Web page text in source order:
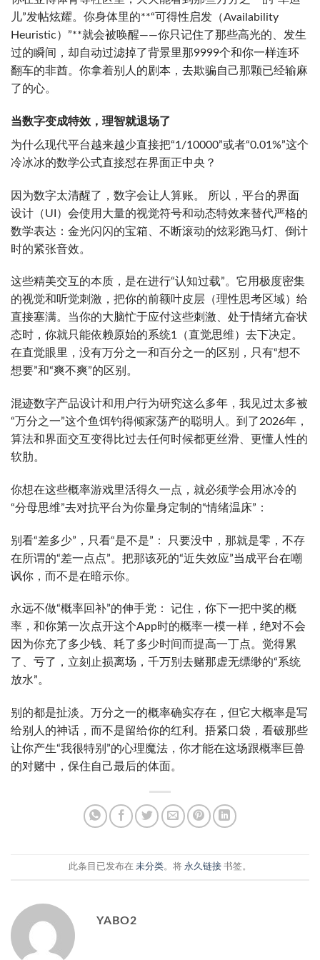
儿”发帖炫耀。你身体里的**“可得性启发（Availability
Heuristic）”**就会被唤醒——你只记住了那些高光的、发生
过的瞬间，却自动过滤掉了背景里那9999个和你一样连环
翻车的非酋。你拿着别人的剧本，去欺骗自己那颗已经输麻
了的心。
当数字变成特效，理智就退场了
为什么现代平台越来越少直接把“1/10000”或者“0.01%”这个
冷冰冰的数学公式直接怼在界面正中央？
因为数字太清醒了，数字会让人算账。 所以，平台的界面
设计（UI）会使用大量的视觉符号和动态特效来替代严格的
数学表达：金光闪闪的宝箱、不断滚动的炫彩跑马灯、倒计
时的紧张音效。
这些精美交互的本质，是在进行“认知过载”。它用极度密集
的视觉和听觉刺激，把你的前额叶皮层（理性思考区域）给
直接塞满。当你的大脑忙于应付这些刺激、处于情绪亢奋状
态时，你就只能依赖原始的系统1（直觉思维）去下决定。
在直觉眼里，没有万分之一和百分之一的区别，只有“想不
想要”和“爽不爽”的区别。
混迹数字产品设计和用户行为研究这么多年，我见过太多被
“万分之一”这个鱼饵钓得倾家荡产的聪明人。到了2026年，
算法和界面交互变得比过去任何时候都更丝滑、更懂人性的
软肋。
你想在这些概率游戏里活得久一点，就必须学会用冰冷的
“分母思维”去对抗平台为你量身定制的“情绪温床”：
别看“差多少”，只看“是不是”： 只要没中，那就是零，不存
在所谓的“差一点点”。把那该死的“近失效应”当成平台在嘲
讽你，而不是在暗示你。
永远不做“概率回补”的伸手党： 记住，你下一把中奖的概
率，和你第一次点开这个App时的概率一模一样，绝对不会
因为你充了多少钱、耗了多少时间而提高一丁点。觉得累
了、亏了，立刻止损离场，千万别去赌那虚无缥缈的“系统
放水”。
别的都是扯淡。万分之一的概率确实存在，但它大概率是写
给别人的神话，而不是留给你的红利。捂紧口袋，看破那些
让你产生“我很特别”的心理魔法，你才能在这场跟概率巨兽
的对赌中，保住自己最后的体面。
此条目已发布在 未分类。将 永久链接 书签。
YABO2